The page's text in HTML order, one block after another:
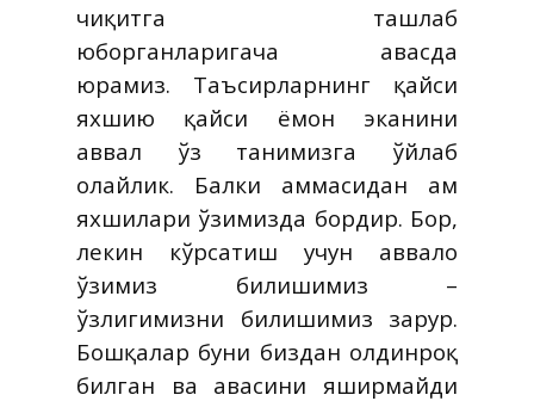
чиқитга ташлаб
юборганларигача ҳавасда
юрамиз. Таъсирларнинг қайси
яхшию қайси ёмон эканини
аввал ўз танимизга ўйлаб
олайлик. Балки ҳаммасидан ҳам
яхшилари ўзимизда бордир. Бор,
лекин кўрсатиш учун аввало
ўзимиз билишимиз –
ўзлигимизни билишимиз зарур.
Бошқалар буни биздан олдинроқ
билган ва ҳавасини яширмайди